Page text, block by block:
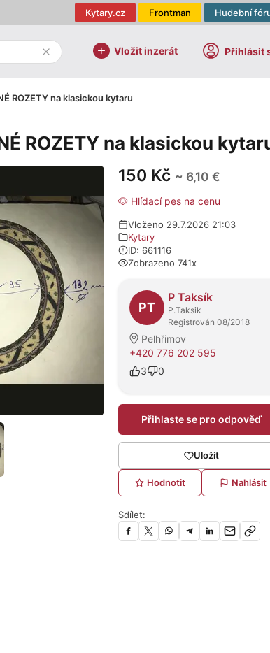
Hudební
Frontman
Kytary.cz
Vložit inzerát Přihlásit
ROZETY na klasickou kytaru
ROZETY na klasickou
150 Kč ~ 6,10 €
🐶 Hlídací pes na cenu
Vloženo 29.7.2026 21:03
Kytary
ID: 661116
Zobrazeno 741x
O prodejci
PT
P Taksík
P.Taksik
Registrován 08/2018
Pelhřimov
+420 776 202 595
3
0
Přihlaste se pro odpověď
Uložit
Hodnotit Nahlásit
Sdílet: